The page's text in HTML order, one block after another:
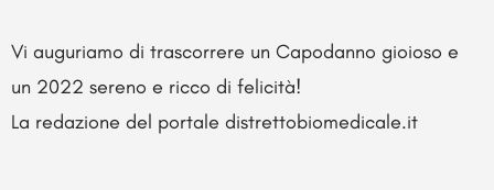
Vi auguriamo di trascorrere un Capodanno gioioso e
un 2022 sereno e ricco di felicità!
La redazione del portale distrettobiomedicale.it